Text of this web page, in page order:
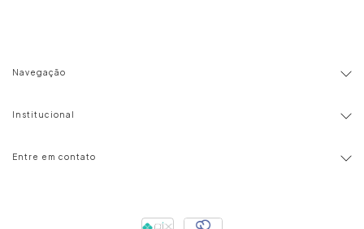
Navegação
Institucional
Entre em contato